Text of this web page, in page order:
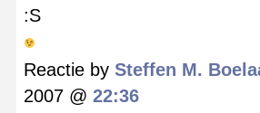
:S
Reactie by Steffen M.
2007 @ 22:36